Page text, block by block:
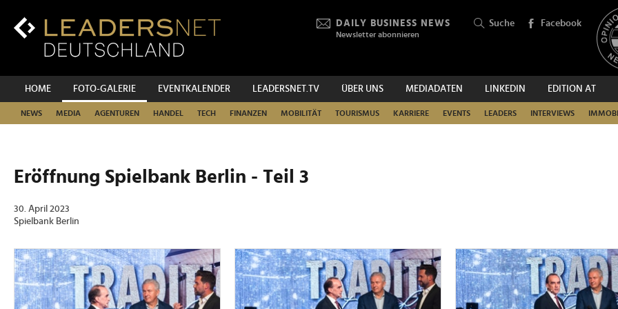
Inhalt
Hauptnavigation
DAILY BUSINESS NEWS
Newsletter abonnieren
Suche Facebook
HOME FOTO-GALERIE EVENTKALENDER LEADERSNET.TV ÜBER UNS MEDIADATEN LINKEDIN EDITION AT
NEWS MEDIA AGENTUREN HANDEL TECH FINANZEN MOBILITÄT TOURISMUS KARRIERE EVENTS LEADERS INTERVIEWS
SUCHEN
Eröffnung Spielbank Berlin - Teil 3
30. April 2023
Spielbank Berlin